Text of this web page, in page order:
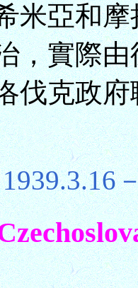
米亞和
，實際
伐克政